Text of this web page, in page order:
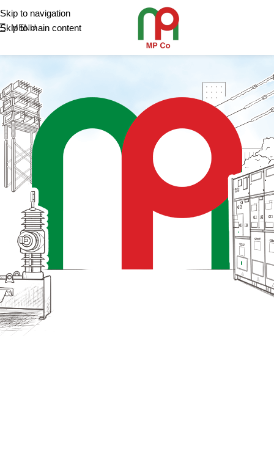
Skip to navigation
Skip to main content
MENU